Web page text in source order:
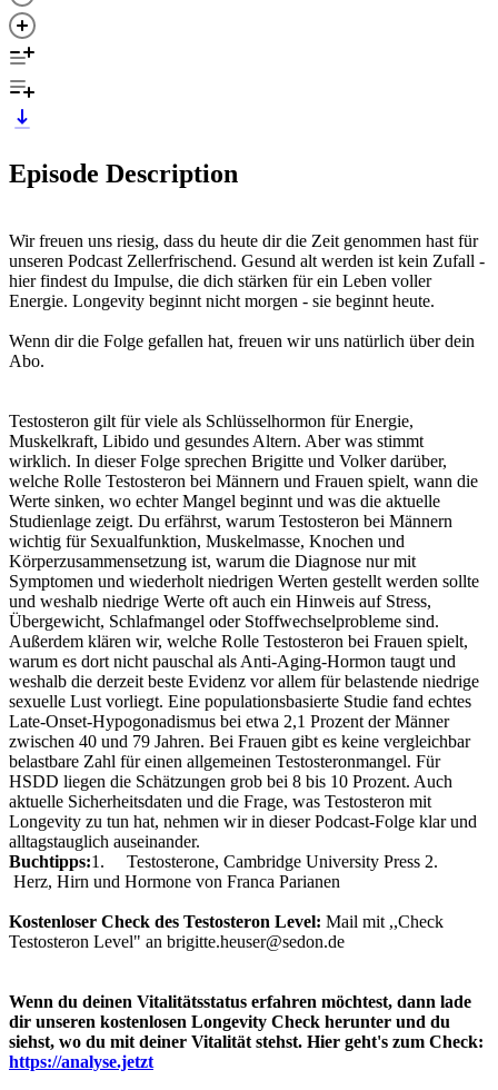
Episode Description
Wir freuen uns riesig, dass du heute dir die Zeit genommen hast für
unseren Podcast Zellerfrischend. Gesund alt werden ist kein Zufall -
hier findest du Impulse, die dich stärken für ein Leben voller
Energie. Longevity beginnt nicht morgen - sie beginnt heute.
Wenn dir die Folge gefallen hat, freuen wir uns natürlich über dein
Abo.
Testosteron gilt für viele als Schlüsselhormon für Energie,
Muskelkraft, Libido und gesundes Altern. Aber was stimmt
wirklich. In dieser Folge sprechen Brigitte und Volker darüber,
welche Rolle Testosteron bei Männern und Frauen spielt, wann die
Werte sinken, wo echter Mangel beginnt und was die aktuelle
Studienlage zeigt. Du erfährst, warum Testosteron bei Männern
wichtig für Sexualfunktion, Muskelmasse, Knochen und
Körperzusammensetzung ist, warum die Diagnose nur mit
Symptomen und wiederholt niedrigen Werten gestellt werden sollte
und weshalb niedrige Werte oft auch ein Hinweis auf Stress,
Übergewicht, Schlafmangel oder Stoffwechselprobleme sind.
Außerdem klären wir, welche Rolle Testosteron bei Frauen spielt,
warum es dort nicht pauschal als Anti-Aging-Hormon taugt und
weshalb die derzeit beste Evidenz vor allem für belastende niedrige
sexuelle Lust vorliegt. Eine populationsbasierte Studie fand echtes
Late-Onset-Hypogonadismus bei etwa 2,1 Prozent der Männer
zwischen 40 und 79 Jahren. Bei Frauen gibt es keine vergleichbar
belastbare Zahl für einen allgemeinen Testosteronmangel. Für
HSDD liegen die Schätzungen grob bei 8 bis 10 Prozent. Auch
aktuelle Sicherheitsdaten und die Frage, was Testosteron mit
Longevity zu tun hat, nehmen wir in dieser Podcast-Folge klar und
alltagstauglich auseinander.
Buchtipps:1. Testosterone, Cambridge University Press 2.
Herz, Hirn und Hormone von Franca Parianen
Kostenloser Check des Testosteron Level: Mail mit ,,Check
Testosteron Level" an brigitte.heuser@sedon.de
Wenn du deinen Vitalitätsstatus erfahren möchtest, dann lade
dir unseren kostenlosen Longevity Check herunter und du
siehst, wo du mit deiner Vitalität stehst. Hier geht's zum Check:
https://analyse.jetzt